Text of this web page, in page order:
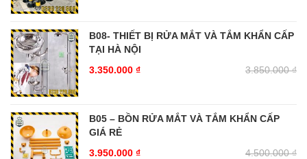
B08- THIẾT BỊ RỬA MẮT VÀ TẮM KHẨN CẤP
TẠI HÀ NỘI
3.850.000₫
3.350.000 ₫
B05 – BỒN RỬA MẮT VÀ TẮM KHẨN CẤP
GIÁ RẺ
4.500.000₫
3.950.000 ₫